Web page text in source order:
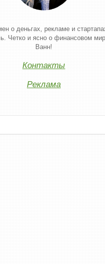
о деньгах, рекламе и
Четко и ясно о финансовом
Ванн!
Контакты
Реклама